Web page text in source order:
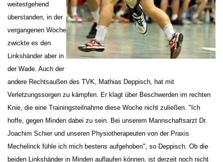
weitestgehend
überstanden, in der
vergangenen Woche
zwickte es den
Linkshänder aber in
der Wade. Auch der
andere Rechtsaußen des TVK, Mathias Deppisch, hat mit
Verletzungssorgen zu kämpfen. Er klagt über Beschwerden im rechten
Knie, die eine Trainingsteilnahme diese Woche nicht zuließen. "Ich
hoffe, gegen Minden dabei zu sein. Bei unserem Mannschaftsarzt Dr.
Joachim Schier und unseren Physiotherapeuten von der Praxis
Mechelinck fühle ich mich bestens aufgehoben", so Deppisch. Ob die
beiden Linkshänder in Minden auflaufen können, ist derzeit noch nicht